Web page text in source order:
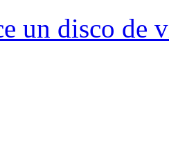
un disco de